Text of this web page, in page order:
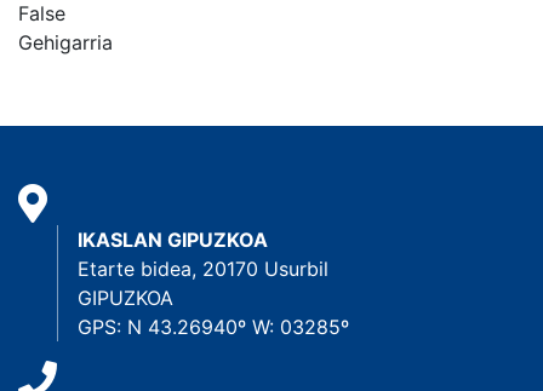
False
Gehigarria
IKASLAN GIPUZKOA
Etarte bidea, 20170 Usurbil
GIPUZKOA
GPS: N 43.26940º W: 03285º